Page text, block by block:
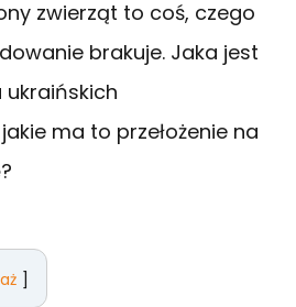
zwierząt to coś, czego
brakuje. Jaka jest
ma to przełożenie na